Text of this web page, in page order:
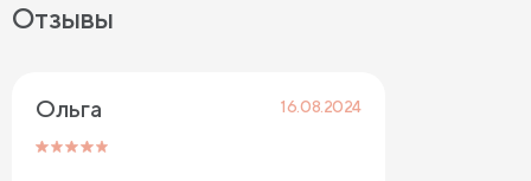
Отзывы
Ольга 16.08.2024